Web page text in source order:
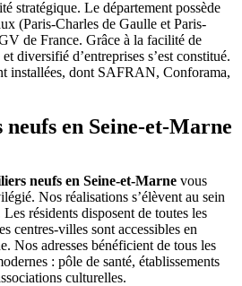
stratégique. Le département possède
(Paris-Charles de Gaulle et Paris-
de France. Grâce à la facilité de
diversifié d’entreprises s’est constitué.
installées, dont SAFRAN, Conforama,
en Seine-et-Marne
neufs en Seine-et-Marne vous
Nos réalisations s’élèvent au sein
résidents disposent de toutes les
centres-villes sont accessibles en
Nos adresses bénéficient de tous les
: pôle de santé, établissements
culturelles.